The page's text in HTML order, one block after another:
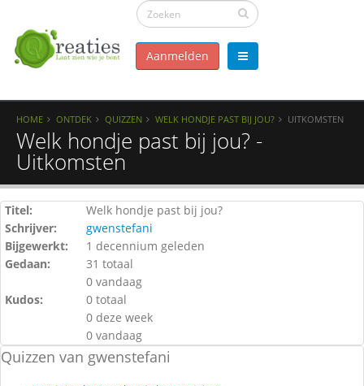
Aanmelden
HOME ONTDEK QUIZZEN WELK HONDJE PAST BIJ JOU? UITKOMSTEN
Welk hondje past bij jou? -
Uitkomsten
Titel:
Welk hondje past bij jou?
Schrijver:
gwenstefani
Bijgewerkt:
1 decennium geleden
Gedaan:
31 totaal
0 vandaag
Kudos:
0 totaal
0 deze week
0 vandaag
Quizzen van gwenstefani